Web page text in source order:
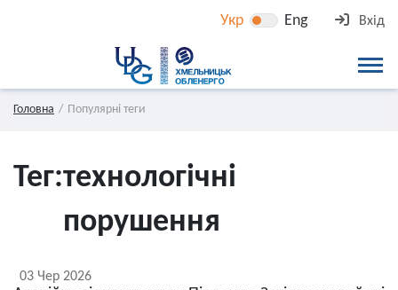
Укр Eng Вхід
Головна Популярні теги
Тег:технологічні
порушення
03 Чер 2026